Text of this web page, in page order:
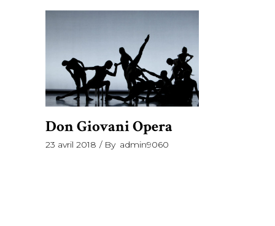
Don Giovani Opera
23 avril 2018 By admin9060